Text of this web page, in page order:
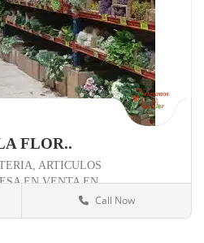
FLOR..
ARTICULOS
EN VENTA EN
Call Now